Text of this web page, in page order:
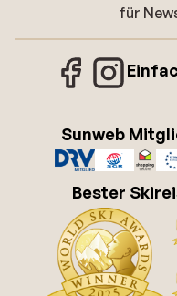
für
Sunweb
Bester